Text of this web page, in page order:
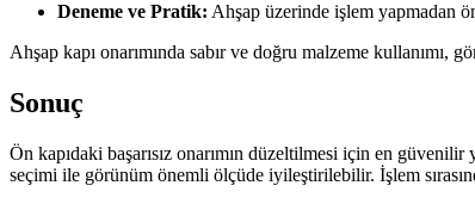
Deneme ve Pratik: Ahşap üzerinde işlem yapmadan
Ahşap kapı onarımında sabır ve doğru malzeme
Sonuç
Ön kapıdaki başarısız onarımın düzeltilmesi için en
seçimi ile görünüm önemli ölçüde iyileştirilebilir. İşlem